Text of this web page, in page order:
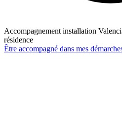
Accompagnement installation
résidence
Être accompagné dans mes